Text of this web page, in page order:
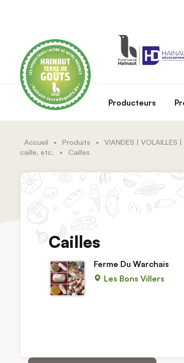
Producteurs
Accueil • Produits • VIANDES | VOLAILLES
caille, etc.
• Cailles
Cailles
Ferme Du Warchais
Les Bons Villers